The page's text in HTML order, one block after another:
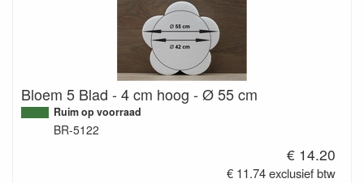
Bloem 5 Blad - 4 cm hoog - Ø 55 cm
Ruim op voorraad
BR-5122
€ 14.20
€ 11.74 exclusief btw